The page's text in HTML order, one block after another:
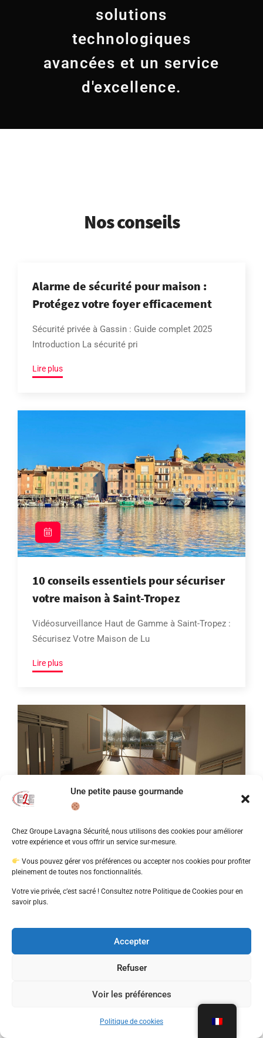
Une petite pause gourmande
Chez Groupe Lavagna Sécurité, nous utilisons des cookies pour améliorer
votre expérience et vous offrir un service sur-mesure.
Vous pouvez gérer vos préférences ou accepter nos cookies pour profiter
pleinement de toutes nos fonctionnalités.
Votre vie privée, c’est sacré ! Consultez notre Politique de Cookies pour en
savoir plus.
Accepter
Refuser
Voir les préférences
Politique de cookies
solutions
technologiques
avancées et un service
d'excellence.
Nos conseils
Alarme de sécurité pour maison :
Protégez votre foyer efficacement
Sécurité privée à Gassin : Guide complet 2025
Introduction La sécurité pri
Lire plus
10 conseils essentiels pour sécuriser
votre maison à Saint-Tropez
Vidéosurveillance Haut de Gamme à Saint-Tropez :
Sécurisez Votre Maison de Lu
Lire plus
Sécuriser votre maison de vacances :
astuces et recommandations
Protégez Votre Bien ave
Lire plus